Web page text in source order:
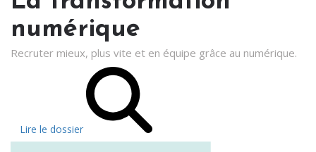
numérique
Recruter mieux, plus vite et en équipe grâce au numérique.
Lire le dossier